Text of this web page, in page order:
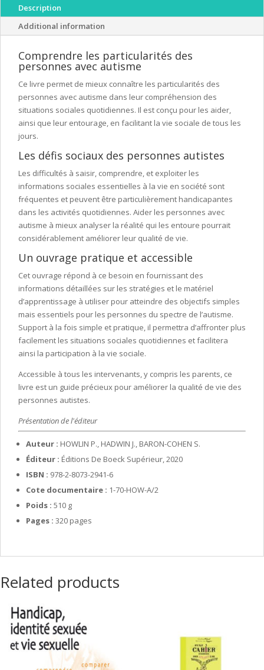
autres
(2ème
pratique
quantity
Description
Additional information
Comprendre les particularités des
personnes avec autisme
Ce livre permet de mieux connaître les particularités des
personnes avec autisme dans leur compréhension des
situations sociales quotidiennes. Il est conçu pour les aider,
ainsi que leur entourage, en facilitant la vie sociale de tous les
jours.
Les défis sociaux des personnes autistes
Les difficultés à saisir, comprendre, et exploiter les
informations sociales essentielles à la vie en société sont
fréquentes et peuvent être particulièrement handicapantes
dans les activités quotidiennes. Aider les personnes avec
autisme à mieux analyser la réalité qui les entoure pourrait
considérablement améliorer leur qualité de vie.
Un ouvrage pratique et accessible
Cet ouvrage répond à ce besoin en fournissant des
informations détaillées sur les stratégies et le matériel
d’apprentissage à utiliser pour atteindre des objectifs simples
mais essentiels pour les personnes du spectre de l’autisme.
Support à la fois simple et pratique, il permettra d’affronter plus
facilement les situations sociales quotidiennes et facilitera
ainsi la participation à la vie sociale.
Accessible à tous les intervenants, y compris les parents, ce
livre est un guide précieux pour améliorer la qualité de vie des
personnes autistes.
Présentation de l'éditeur
Auteur : HOWLIN P., HADWIN J., BARON-COHEN S.
Éditeur : Éditions De Boeck Supérieur, 2020
ISBN : 978-2-8073-2941-6
Cote documentaire : 1-70-HOW-A/2
Poids : 510 g
Pages : 320 pages
Related products